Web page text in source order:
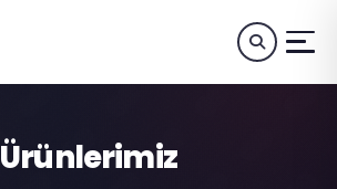
Ürünlerimiz